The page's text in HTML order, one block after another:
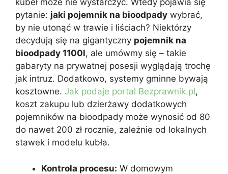
kubeł może nie wystarczyć. Wtedy pojawia się
pytanie: jaki pojemnik na bioodpady wybrać,
by nie utonąć w trawie i liściach? Niektórzy
decydują się na gigantyczny pojemnik na
bioodpady 1100l, ale umówmy się – takie
gabaryty na prywatnej posesji wyglądają trochę
jak intruz. Dodatkowo, systemy gminne bywają
kosztowne. Jak podaje portal Bezprawnik.pl,
koszt zakupu lub dzierżawy dodatkowych
pojemników na bioodpady może wynosić od 80
do nawet 200 zł rocznie, zależnie od lokalnych
stawek i modelu kubła.
Kontrola procesu: W domowym